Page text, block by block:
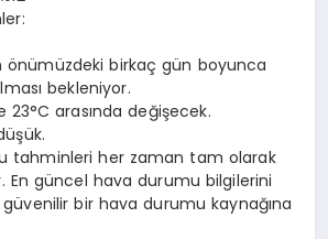
önümüzdeki birkaç gün boyunca
bekleniyor.
23°C arasında değişecek.
tahminleri her zaman tam olarak
En güncel hava durumu bilgilerini
bir hava durumu kaynağına